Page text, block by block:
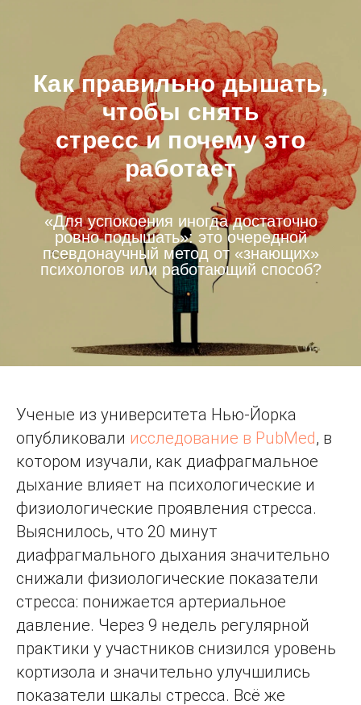
Как правильно дышать,
чтобы снять
стресс и почему это
работает
«Для успокоения иногда достаточно
ровно подышать»: это очередной
псевдонаучный метод от «знающих»
психологов или работающий способ?
Ученые из университета Нью-Йорка
опубликовали исследование в PubMed, в
котором изучали, как диафрагмальное
дыхание влияет на психологические и
физиологические проявления стресса.
Выяснилось, что 20 минут
диафрагмального дыхания значительно
снижали физиологические показатели
стресса: понижается артериальное
давление. Через 9 недель регулярной
практики у участников снизился уровень
кортизола и значительно улучшились
показатели шкалы стресса. Всё же